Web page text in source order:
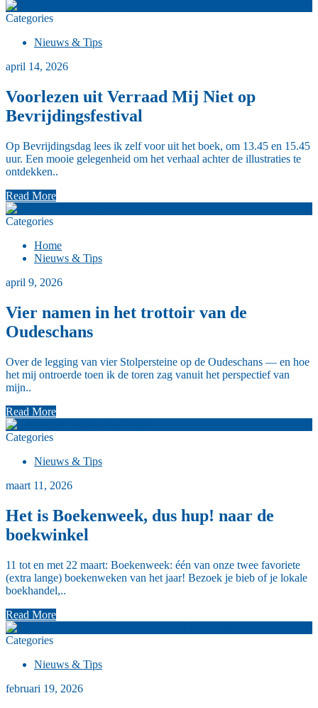
Categories
Nieuws & Tips
april 14, 2026
Voorlezen uit Verraad Mij Niet op
Bevrijdingsfestival
Op Bevrijdingsdag lees ik zelf voor uit het boek, om 13.45 en 15.45
uur. Een mooie gelegenheid om het verhaal achter de illustraties te
ontdekken..
Read More
Categories
Home
Nieuws & Tips
april 9, 2026
Vier namen in het trottoir van de
Oudeschans
Over de legging van vier Stolpersteine op de Oudeschans — en hoe
het mij ontroerde toen ik de toren zag vanuit het perspectief van
mijn..
Read More
Categories
Nieuws & Tips
maart 11, 2026
Het is Boekenweek, dus hup! naar de
boekwinkel
11 tot en met 22 maart: Boekenweek: één van onze twee favoriete
(extra lange) boekenweken van het jaar! Bezoek je bieb of je lokale
boekhandel,..
Read More
Categories
Nieuws & Tips
februari 19, 2026